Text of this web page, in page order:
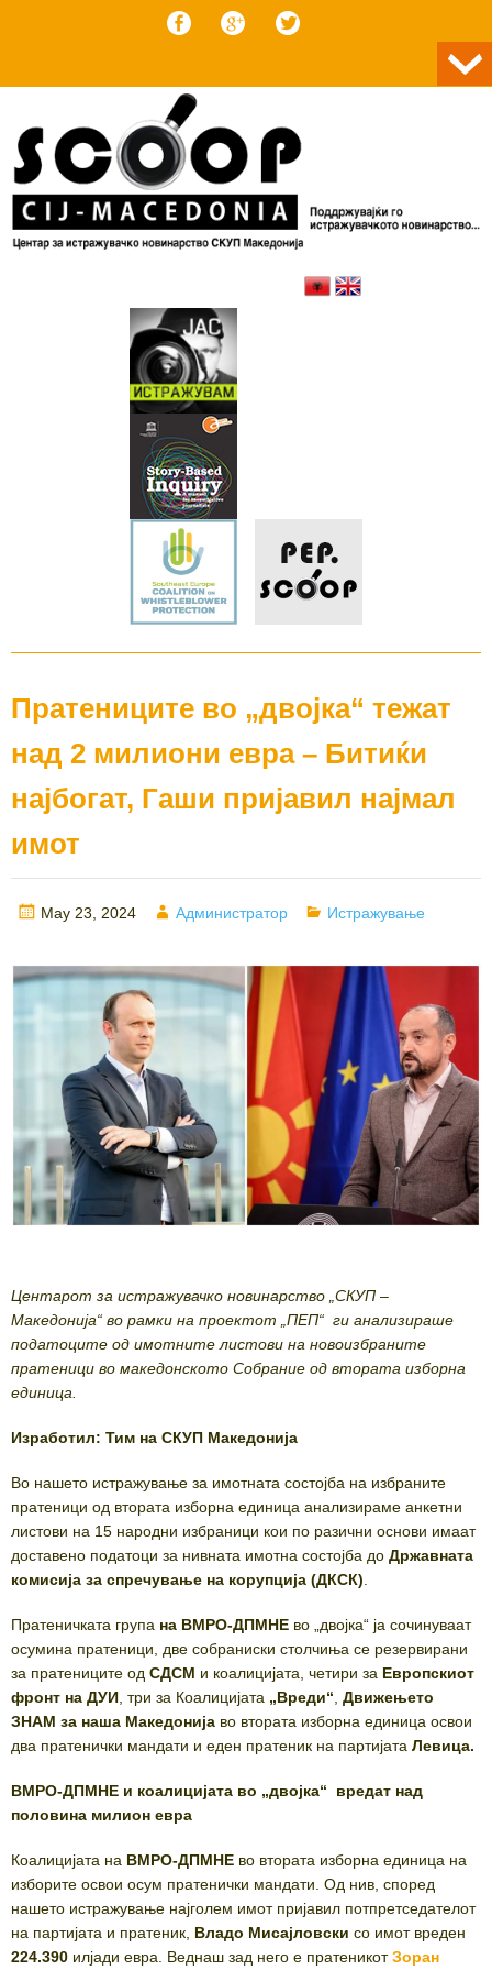
Пратениците во „двојка“ тежат
над 2 милиони евра – Битиќи
најбогат, Гаши пријавил најмал
имот
Posted
May 23, 2024 Author
Администратор Categories
Истражување
Центарот за истражувачко новинарство „СКУП –
Македонија“ во рамки на проектот „ПЕП“ ги анализираше
податоците од имотните листови на новоизбраните
пратеници во македонското Собрание од втората изборна
единица.
Изработил: Тим на СКУП Македонија
Во нашето истражување за имотната состојба на избраните
пратеници од втората изборна единица анализираме анкетни
листови на 15 народни избраници кои по разични основи имаат
доставено податоци за нивната имотна состојба до Државната
комисија за спречување на корупција (ДКСК).
Пратеничката група на ВМРО-ДПМНЕ во „двојка“ ја сочинуваат
осумина пратеници, две собраниски столчиња се резервирани
за пратениците од СДСМ и коалицијата, четири за Европскиот
фронт на ДУИ, три за Коалицијата „Вреди“, Движењето
ЗНАМ за наша Македонија во втората изборна единица освои
два пратенички мандати и еден пратеник на партијата Левица.
ВМРО-ДПМНЕ и коалицијата во „двојка“ вредат над
половина милион евра
Коалицијата на ВМРО-ДПМНЕ во втората изборна единица на
изборите освои осум пратенички мандати. Од нив, според
нашето истражување најголем имот пријавил потпретседателот
на партијата и пратеник, Владо Мисајловски со имот вреден
224.390 илјади евра. Веднаш зад него е пратеникотЗоран